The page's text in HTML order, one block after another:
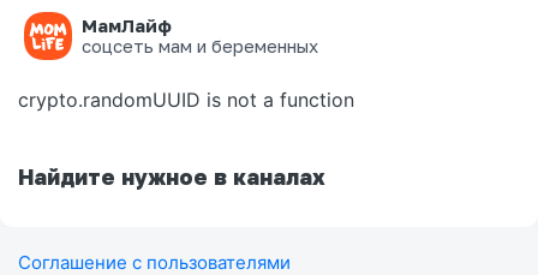
МамЛайф
соцсеть мам и беременных
Ошибка на странице
crypto.randomUUID is not a function
Найдите нужное в каналах
Соглашение с пользователями